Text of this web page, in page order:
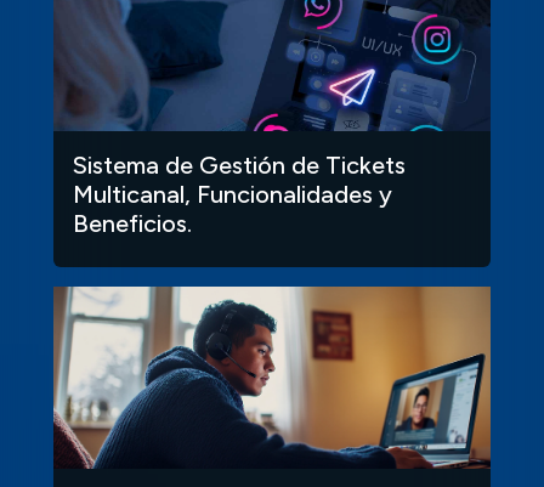
Sistema de Gestión de Tickets
Multicanal, Funcionalidades y
Beneficios.